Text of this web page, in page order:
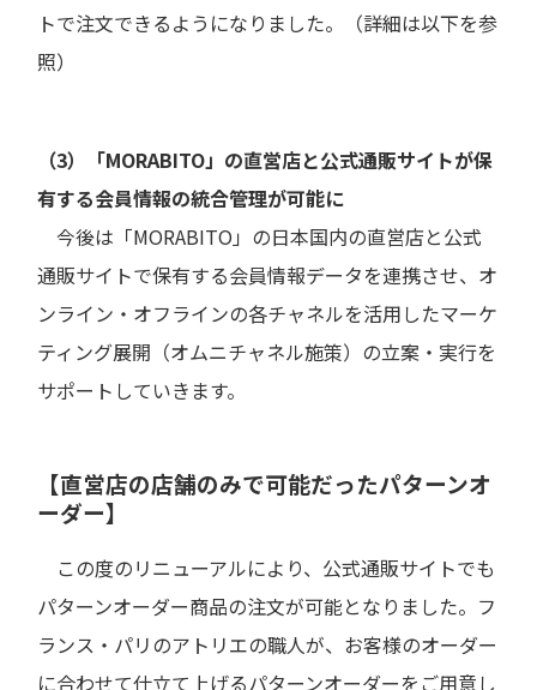
トで注文できるようになりました。（詳細は以下を参
照）
（3）「MORABITO」の直営店と公式通販サイトが保
有する会員情報の統合管理が可能に
今後は「MORABITO」の日本国内の直営店と公式
通販サイトで保有する会員情報データを連携させ、オ
ンライン・オフラインの各チャネルを活用したマーケ
ティング展開（オムニチャネル施策）の立案・実行を
サポートしていきます。
【直営店の店舗のみで可能だったパターンオ
ーダー】
この度のリニューアルにより、公式通販サイトでも
パターンオーダー商品の注文が可能となりました。フ
ランス・パリのアトリエの職人が、お客様のオーダー
に合わせて仕立て上げるパターンオーダーをご用意し